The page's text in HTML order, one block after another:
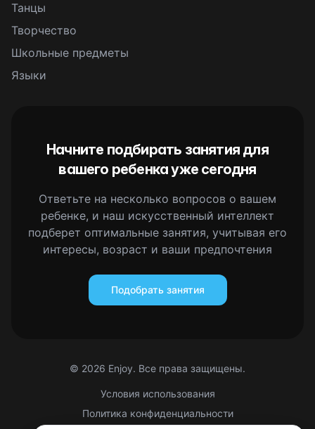
Танцы
Творчество
Школьные предметы
Языки
Начните подбирать занятия для
вашего ребенка уже сегодня
Ответьте на несколько вопросов о вашем
ребенке, и наш искусственный интеллект
подберет оптимальные занятия, учитывая его
интересы, возраст и ваши предпочтения
Подобрать занятия
© 2026 Enjoy. Все права защищены.
Условия использования
Политика конфиденциальности